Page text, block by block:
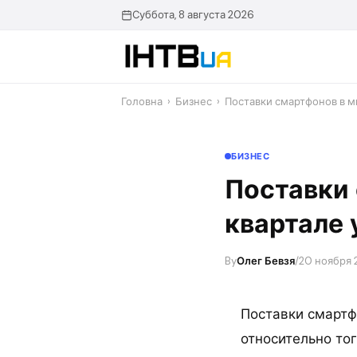
Суббота, 8 августа 2026
Головна › Бизнес › Поставки смартфонов в
БИЗНЕС
квартале
ByОлег Бевзя/20 ноября
Поставки
относительно